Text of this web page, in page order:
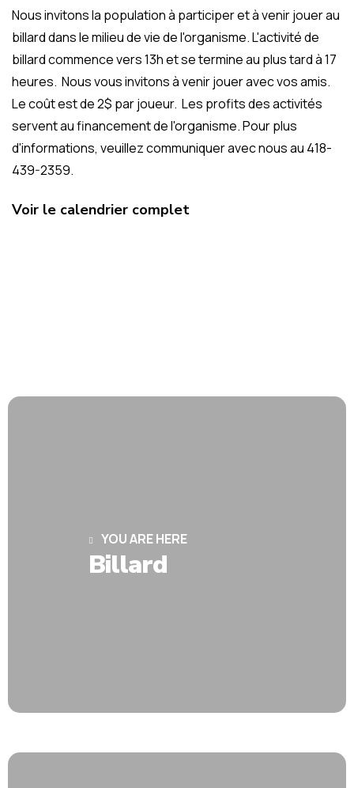
Nous invitons la population à participer et à venir jouer au
billard dans le milieu de vie de l'organisme. L'activité de
billard commence vers 13h et se termine au plus tard à 17
heures. Nous vous invitons à venir jouer avec vos amis.
Le coût est de 2$ par joueur. Les profits des activités
servent au financement de l'organisme. Pour plus
d'informations, veuillez communiquer avec nous au 418-
439-2359.
Voir le calendrier complet
YOU ARE HERE
Billard